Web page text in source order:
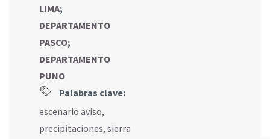
LIMA;
DEPARTAMENTO
PASCO;
DEPARTAMENTO
PUNO
Palabras clave:
escenario aviso,
precipitaciones, sierra